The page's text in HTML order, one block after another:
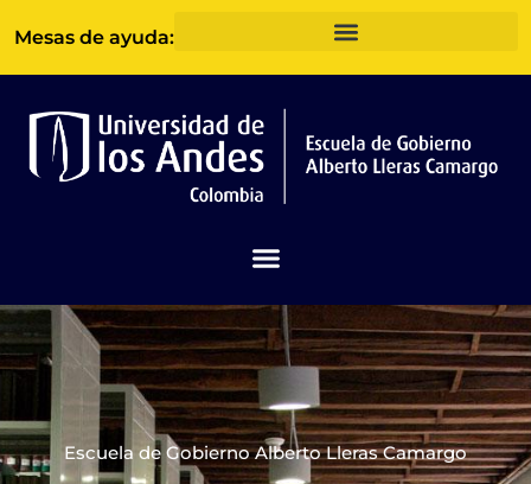
contenido
Mesas de ayuda:
Escuela de Gobierno Alberto Lleras Camargo